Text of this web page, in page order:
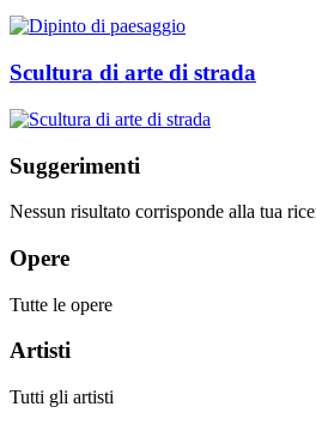
Scultura di arte di strada
Suggerimenti
Nessun risultato corrisponde alla tua
Opere
Tutte le opere
Artisti
Tutti gli artisti